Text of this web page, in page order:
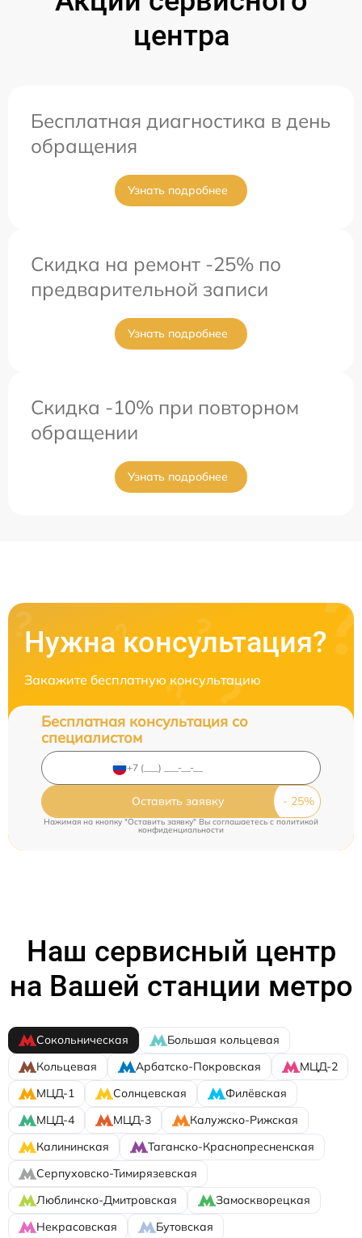
центра
Бесплатная диагностика в день
обращения
Узнать подробнее
Скидка на ремонт -25% по
предварительной записи
Узнать подробнее
Скидка -10% при повторном
обращении
Узнать подробнее
Нужна консультация?
Закажите бесплатную консультацию
Бесплатная консультация со
специалистом
Оставить заявку
Нажимая на кнопку "Оставить заявку" Вы соглашаетесь cполитикой
конфиденциальности
Наш сервисный центр
на Вашей станции метро
Сокольническая
Большая кольцевая
Кольцевая
Арбатско-Покровская
МЦД-2
МЦД-1
Солнцевская
Филёвская
МЦД-4
МЦД-3
Калужско-Рижская
Калининская
Таганско-Краснопресненская
Серпуховско-Тимирязевская
Люблинско-Дмитровская
Замоскворецкая
Некрасовская
Бутовская